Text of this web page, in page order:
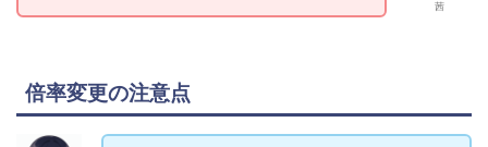
茜
倍率変更の注意点